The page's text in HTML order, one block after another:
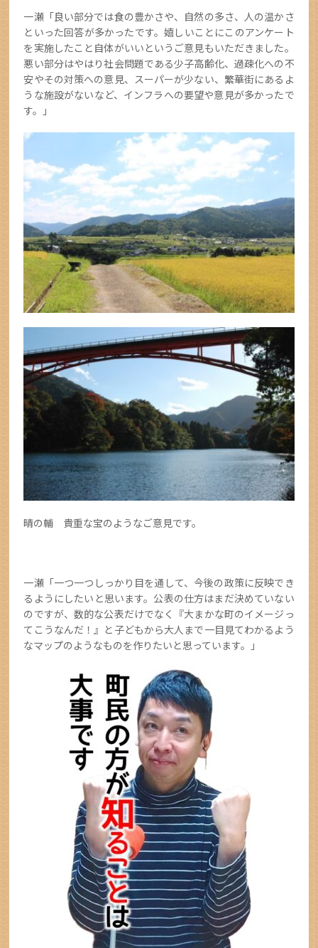
一瀬「良い部分では食の豊かさや、自然の多さ、人の温かさ
といった回答が多かったです。嬉しいことにこのアンケート
を実施したこと自体がいいというご意見もいただきました。
悪い部分はやはり社会問題である少子高齢化、過疎化への不
安やその対策への意見、スーパーが少ない、繁華街にあるよ
うな施設がないなど、インフラへの要望や意見が多かったで
す。」
晴の輔 貴重な宝のようなご意見です。
一瀬「一つ一つしっかり目を通して、今後の政策に反映でき
るようにしたいと思います。公表の仕方はまだ決めていない
のですが、数的な公表だけでなく『大まかな町のイメージっ
てこうなんだ！』と子どもから大人まで一目見てわかるよう
なマップのようなものを作りたいと思っています。」